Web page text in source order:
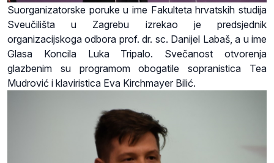
Suorganizatorske poruke u ime Fakulteta hrvatskih studija
Sveučilišta u Zagrebu izrekao je predsjednik
organizacijskoga odbora prof. dr. sc. Danijel Labaš, a u ime
Glasa Koncila Luka Tripalo. Svečanost otvorenja
glazbenim su programom obogatile sopranistica Tea
Mudrović i klaviristica Eva Kirchmayer Bilić.